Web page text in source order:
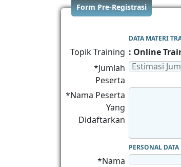
Form Pre-Registrasi
DATA MATERI
Topik Training : Online
*Jumlah
Peserta
*Nama Peserta
Yang
Didaftarkan
PERSONAL DATA
*Nama